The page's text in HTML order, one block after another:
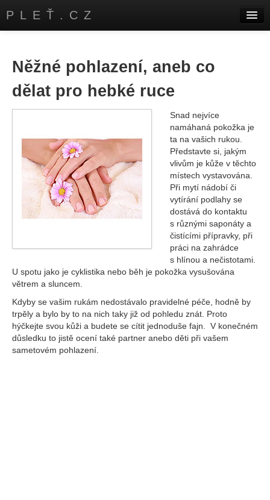
PLEŤ.CZ
Kontakty
Něžné pohlazení, aneb co
dělat pro hebké ruce
Snad nejvíce
namáhaná pokožka je
ta na vašich rukou.
Představte si, jakým
vlivům je kůže v těchto
místech vystavována.
Při mytí nádobí či
vytírání podlahy se
dostává do kontaktu
s různými saponáty a
čistícími přípravky, při
práci na zahrádce
s hlínou a nečistotami.
U spotu jako je cyklistika nebo běh je pokožka vysušována
větrem a sluncem.
Kdyby se vašim rukám nedostávalo pravidelné péče, hodně by
trpěly a bylo by to na nich taky již od pohledu znát. Proto
hýčkejte svou kůži a budete se cítit jednoduše fajn. V konečném
důsledku to jistě ocení také partner anebo děti při vašem
sametovém pohlazení.